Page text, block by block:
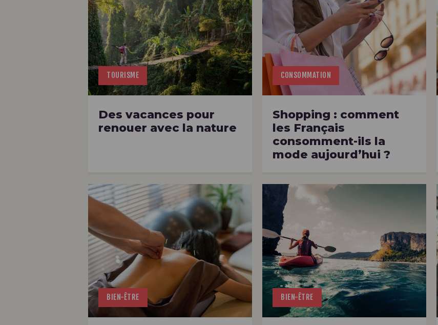
TOURISME
Des vacances pour
renouer avec la nature
CONSOMMATION
Shopping : comment
les Français
consomment-ils la
mode aujourd’hui ?
BIEN-ÊTRE BIEN-ÊTRE